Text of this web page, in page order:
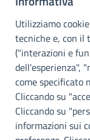
Città
INFO E CONTATTI
I nostri canali
Accessibilità
Utilizziamo
tecniche e, con il
("interazioni e
dell'esperienza",
come specificato
Cliccando su
Cliccando su
informazioni sui